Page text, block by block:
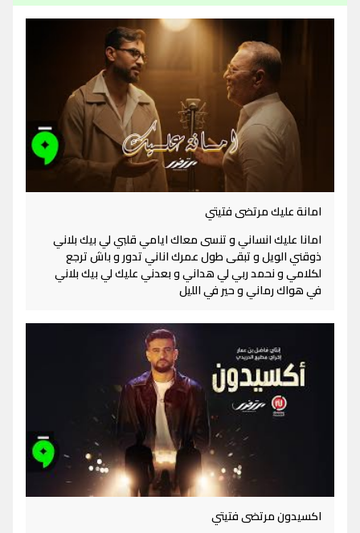
امانة عليك مرتضى فتيتي
امانا عليك انساني و تنسى معاك ايامي قلبي لي بيك بلاني
ذوقني الويل و تبقى طول عمرك اناني تدور و باش ترجع
لكلامي و نحمد ربي لي هداني و بعدني عليك لي بيك بلاني
في هواك رماني و حير في الليل
اكسيدون مرتضى فتيتي